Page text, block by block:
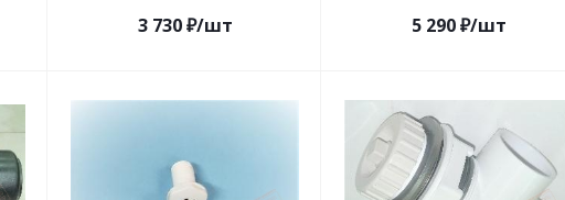
3 730₽/шт 5 290₽/шт